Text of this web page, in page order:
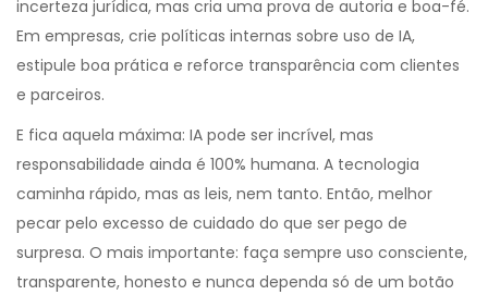
incerteza jurídica, mas cria uma prova de autoria e boa-fé.
Em empresas, crie políticas internas sobre uso de IA,
estipule boa prática e reforce transparência com clientes
e parceiros.
E fica aquela máxima: IA pode ser incrível, mas
responsabilidade ainda é 100% humana. A tecnologia
caminha rápido, mas as leis, nem tanto. Então, melhor
pecar pelo excesso de cuidado do que ser pego de
surpresa. O mais importante: faça sempre uso consciente,
transparente, honesto e nunca dependa só de um botão